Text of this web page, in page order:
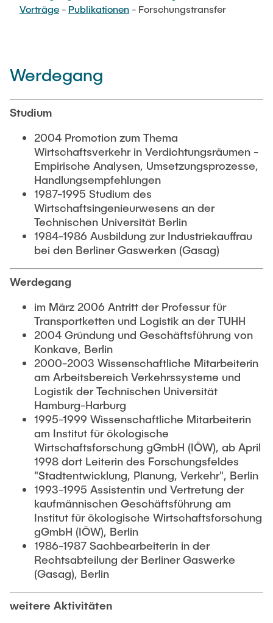
Abgeschlossene studentische Arbeiten
Verkehrs- und Logistikknoten
Buchtipps
Vorträge - Publikationen - Forschungstransfer
Werdegang
Studium
2004 Promotion zum Thema
Wirtschaftsverkehr in Verdichtungsräumen -
Empirische Analysen, Umsetzungsprozesse,
Handlungsempfehlungen
1987-1995 Studium des
Wirtschaftsingenieurwesens an der
Technischen Universität Berlin
1984-1986 Ausbildung zur Industriekauffrau
bei den Berliner Gaswerken (Gasag)
Werdegang
im März 2006 Antritt der Professur für
Transportketten und Logistik an der TUHH
2004 Gründung und Geschäftsführung von
Konkave, Berlin
2000-2003 Wissenschaftliche Mitarbeiterin
am Arbeitsbereich Verkehrssysteme und
Logistik der Technischen Universität
Hamburg-Harburg
1995-1999 Wissenschaftliche Mitarbeiterin
am Institut für ökologische
Wirtschaftsforschung gGmbH (IÖW), ab April
1998 dort Leiterin des Forschungsfeldes
"Stadtentwicklung, Planung, Verkehr", Berlin
1993-1995 Assistentin und Vertretung der
kaufmännischen Geschäftsführung am
Institut für ökologische Wirtschaftsforschung
gGmbH (IÖW), Berlin
1986-1987 Sachbearbeiterin in der
Rechtsabteilung der Berliner Gaswerke
(Gasag), Berlin
weitere Aktivitäten